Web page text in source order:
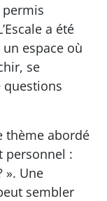
a été
un espace où
se
questions
thème abordé
personnel :
». Une
sembler